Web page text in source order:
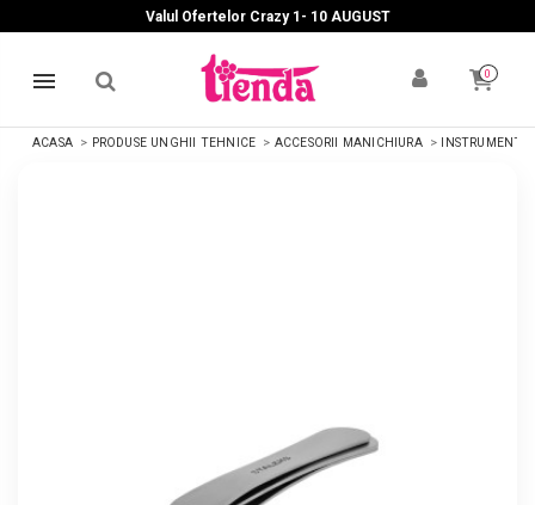
Valul Ofertelor Crazy 1- 10 AUGUST
0
ACASA PRODUSE UNGHII TEHNICE ACCESORII MANICHIURA INSTRUMENTE